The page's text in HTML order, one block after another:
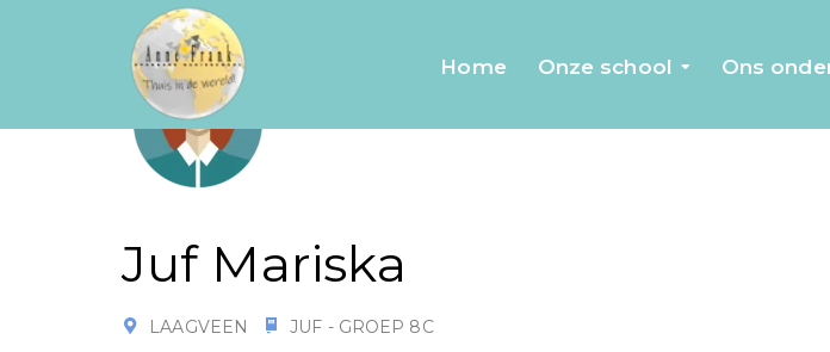
Home Onze school Ons
Juf Mariska
LAAGVEEN JUF - GROEP 8C